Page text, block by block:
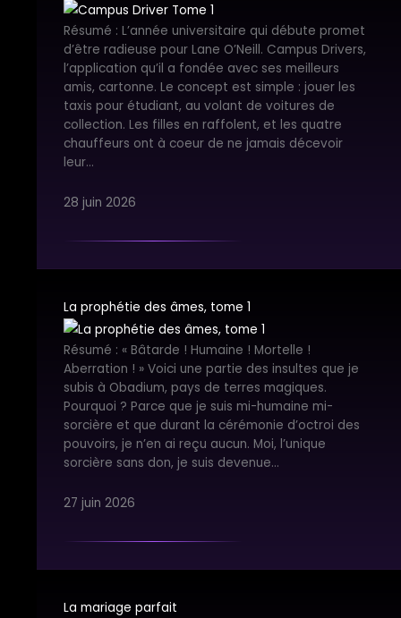
Résumé : L’année universitaire qui débute promet
d’être radieuse pour Lane O’Neill. Campus Drivers,
l’application qu’il a fondée avec ses meilleurs
amis, cartonne. Le concept est simple : jouer les
taxis pour étudiant, au volant de voitures de
collection. Les filles en raffolent, et les quatre
chauffeurs ont à coeur de ne jamais décevoir
leur…
28 juin 2026
La prophétie des âmes, tome 1
Résumé : « Bâtarde ! Humaine ! Mortelle !
Aberration ! » Voici une partie des insultes que je
subis à Obadium, pays de terres magiques.
Pourquoi ? Parce que je suis mi-humaine mi-
sorcière et que durant la cérémonie d’octroi des
pouvoirs, je n’en ai reçu aucun. Moi, l’unique
sorcière sans don, je suis devenue…
27 juin 2026
La mariage parfait